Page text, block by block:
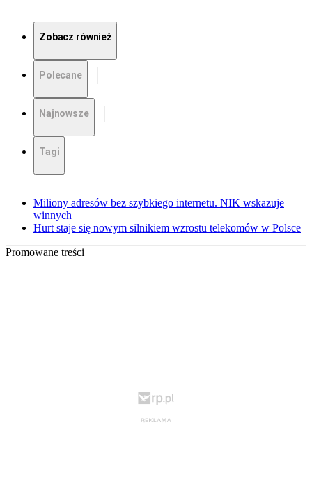
Zobacz również
Polecane
Najnowsze
Tagi
Miliony adresów bez szybkiego internetu. NIK wskazuje
winnych
Hurt staje się nowym silnikiem wzrostu telekomów w Polsce
Promowane treści